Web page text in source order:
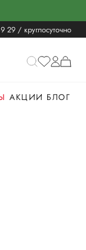
29 / круглосуточно
АКЦИИ БЛОГ